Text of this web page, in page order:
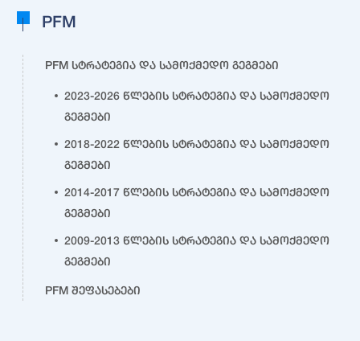
PFM
PFM სტრატეგია და სამოქმედო გეგმები
2023-2026 წლების სტრატეგია და სამოქმედო
გეგმები
2018-2022 წლების სტრატეგია და სამოქმედო
გეგმები
2014-2017 წლების სტრატეგია და სამოქმედო
გეგმები
2009-2013 წლების სტრატეგია და სამოქმედო
გეგმები
PFM შეფასებები